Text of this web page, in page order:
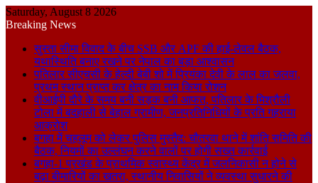
Saturday, August 8 2026
Breaking News
सुस्ता सीमा विवाद के बीच SSB और APF की हाई-लेवल बैठक,
यथास्थिति बनाए रखने पर नेपाल का बड़ा आश्वासन
पतिलार सीएचसी के हेल्दी बेबी शो में प्रियंका देवी के लाल का जलवा,
प्रथम स्थान प्राप्त कर क्षेत्र का नाम किया रोशन
वीआईपी दौरे के समय बनी सड़क बनी आफत, पतिलार के मिश्रौली
टोला में बदहाली से बेहाल ग्रामीण, जनप्रतिनिधियों के प्रति गहराया
आक्रोश
बगहा में चहलूम को लेकर पुलिस मुस्तैद: चौतरवा थाने में शांति समिति की
बैठक, नियमों का उल्लंघन करने वालों पर होगी सख्त कार्रवाई
बगहा-1 प्रखंड के प्राथमिक स्वास्थ्य केंद्र में जलनिकासी न होने से
बढ़ा बीमारियों का खतरा, स्थानीय निवासियों ने व्यवस्था सुधारने की